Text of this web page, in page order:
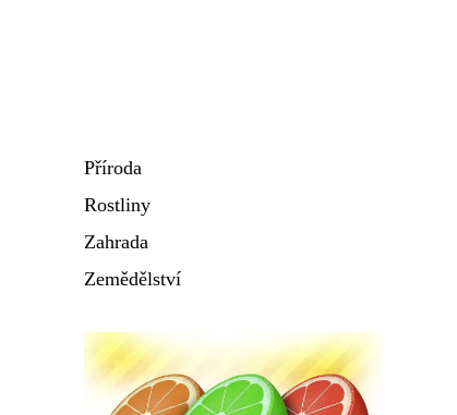
Příroda
Rostliny
Zahrada
Zemědělství